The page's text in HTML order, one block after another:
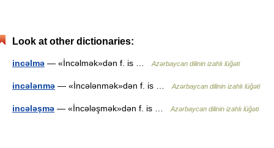
Look at other dictionaries:
incəlmə — «İncəlmək»dən f. is … Azərbaycan dilinin izahlı lüğəti
incələnmə — «İncələnmək»dən f. is … Azərbaycan dilinin izahlı lüğəti
incələşmə — «İncələşmək»dən f. is … Azərbaycan dilinin izahlı lüğəti